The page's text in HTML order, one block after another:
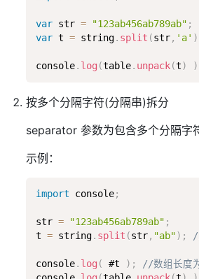
var str = "123ab456ab789ab" ;
var t = string. split (str, 'a' )
console. log (table. unpack(t) )
按多个分隔字符(分隔串)拆分
separator 参数为包含多个分隔字
示例：
import console;
str = "123ab456ab789ab" ;
t = string. split (str, "ab") ;
console. log ( #t ) ;
//数组长度